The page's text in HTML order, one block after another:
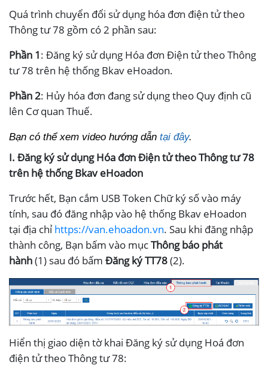
H
X
đ
i
n
t
K
k
h
a
i
n
ộ
p
t
h
u
ế
Đ
Quá trình chuyển đổi sử dụng hóa đơn điện tử theo
Thông tư 78 gồm có 2 phần sau:
Phần 1: Đăng ký sử dụng Hóa đơn Điện tử theo Thông
tư 78 trên hệ thống Bkav eHoadon.
Phần 2: Hủy hóa đơn đang sử dụng theo Quy định cũ
lên Cơ quan Thuế.
Bạn có thể xem video hướng dẫn tại đây.
I. Đăng ký sử dụng Hóa đơn Điện tử theo Thông tư 78
trên hệ thống Bkav eHoadon
Trước hết, Bạn cắm USB Token Chữ ký số vào máy
tính, sau đó đăng nhập vào hệ thống Bkav eHoadon
tại địa chỉ https://van.ehoadon.vn. Sau khi đăng nhập
thành công, Bạn bấm vào mụcThông báo phát
hành(1) sau đó bấm Đăng ký TT78(2).
Hiển thị giao diện tờ khai Đăng ký sử dụng Hoá đơn
điện tử theo Thông tư 78: